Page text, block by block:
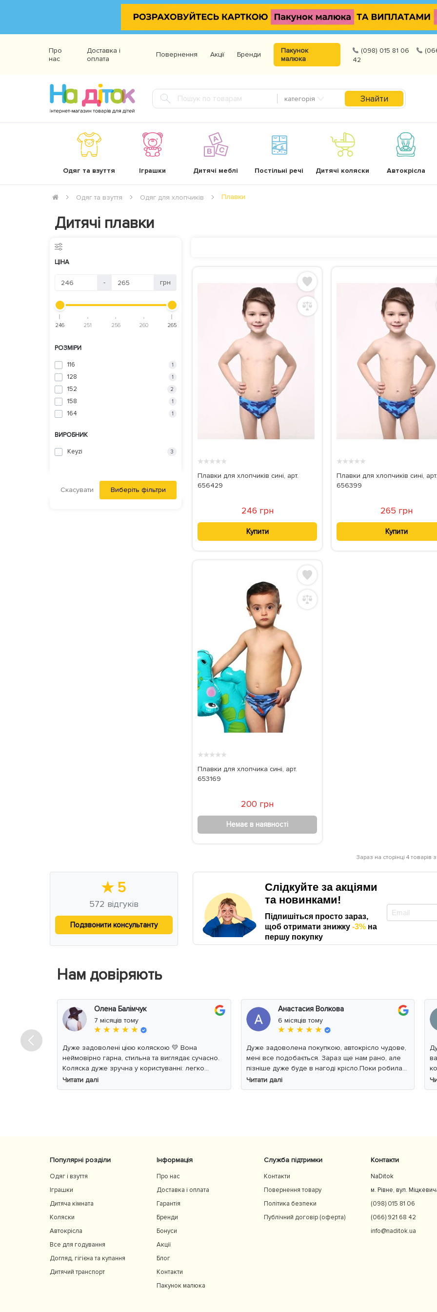
Про
нас
Доставка і
оплата
Повернення Акції Бренди
Пакунок
малюка
(098) 015 81 06
42
категорія Знайти
Одяг та взуття Іграшки Дитячі меблі Постільні речі Дитячі коляски Автокрісла
Одяг та взуття Одяг для хлопчиків Плавки
Дитячі плавки
ЦІНА
- грн
246 251 256 260 265
РОЗМІРИ
116 1
128 1
152 2
158 1
164 1
ВИРОБНИК
Keyzi 3
Скасувати Виберіть фільтри
★★★★★
Плавки для хлопчиків сині, арт.
656429
246 грн
Купити
★★★★★
Плавки для хлопчиків сині,
656399
265 грн
Купити
★★★★★
Плавки для хлопчика сині, арт.
653169
200 грн
Немає в наявності
Зараз на сторінці 4 товарів
★ 5
572 відгуків
Подзвонити консультанту
Слідкуйте за акціями
та новинками!
Підпишіться просто зараз,
щоб отримати знижку -3%на
першу покупку
Нам довіряють
Олена Балімчук
7 місяців тому
★ ★ ★ ★ ★
Дуже задоволені цією коляскою 💛 Вона
неймовірно гарна, стильна та виглядає сучасно.
Коляска дуже зручна у користуванні: легко
керується, маневрена, м’який хід навіть по
нерівній дорозі. Дитині комфортно, просторе
Читати далі
Анастасия Волкова
6 місяців тому
★ ★ ★ ★ ★
Дуже задоволена покупкою, автокрісло чудове,
мені все подобається. Зараз ще нам рано, але
пізніше дуже буде в нагоді крісло.Поки робила
фото, малюк уважно читав інструкцію 😁
Читати далі
Популярні розділи
Одяг і взуття
Іграшки
Дитяча кімната
Коляски
Автокрісла
Все для годування
Догляд, гігієна та купання
Дитячий транспорт
Інформація
Про нас
Доставка і оплата
Гарантія
Бренди
Бонуси
Акції
Блог
Контакти
Пакунок малюка
Служба підтримки
Контакти
Повернення товару
Політика безпеки
Публічний договір (оферта)
Контакти
NaDitok
м. Рівне, вул.
(098) 015 81 06
(066) 921 68 42
info@naditok.ua